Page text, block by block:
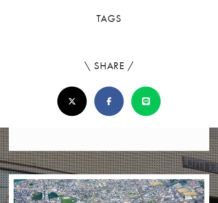
TAGS
\ SHARE /
ろ
し
け
ば
シ
ェ
X(Twitter)FacebookLine